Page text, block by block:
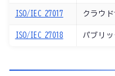
ISO/IEC 27017 クラウ
ISO/IEC 27018 パブリ